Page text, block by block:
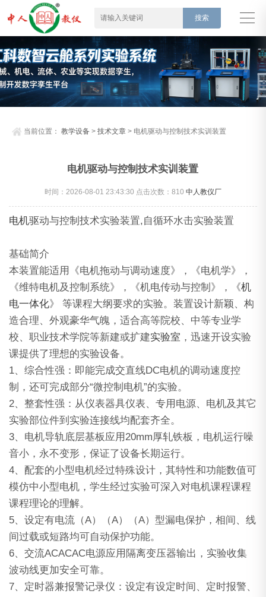
当前位置：教学设备 >技术文章 > 电机驱动与控制技术实训装置
电机驱动与控制技术实训装置
时间：2026-08-01 23:43:30 点击次数： 810 中人教仪厂
电机驱动与控制技术实验装置,自循环水击实验装置
基础简介
本装置能适用《电机拖动与调动速度》，《电机学》，
《维特电机及控制系统》，《机电传动与控制》，《机
电一体化》 等课程大纲要求的实验。装置设计新颖、构
造合理、外观豪华气魄，适合高等院校、中等专业学
校、职业技术学院等新建或扩建实验室 ，迅速开设实验
课提供了理想的实验设备。
1、综合性强：即能完成交直线DC电机的调动速度控
制，还可完成部分“微控制电机”的实验。
2、整套性强：从仪表器具仪表、专用电源、电机及其它
实验部位件到实验连接线均配套齐全。
3、电机导轨底层基板应用20mm厚轧铁板，电机运行噪
音小，永不变形，保证了设备长期运行。
4、配套的小型电机经过特殊设计，其特性和功能数值可
模仿中小型电机，学生经过实验可深入对电机课程课程
课程理论的理解。
5、设定有电流（A）（A）（A）型漏电保护，相间、线
间过载或短路均可自动保护功能。
6、交流ACACAC电源应用隔离变压器输出，实验收集
波动线更加安全可靠。
7、定时器兼报警记录仪：设定有设定时间、定时报警、